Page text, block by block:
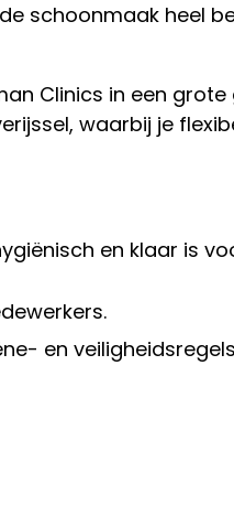
schoonmaak heel
Clinics in een grote
waarbij je
en klaar is
en